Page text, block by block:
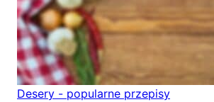
Desery - popularne przepisy